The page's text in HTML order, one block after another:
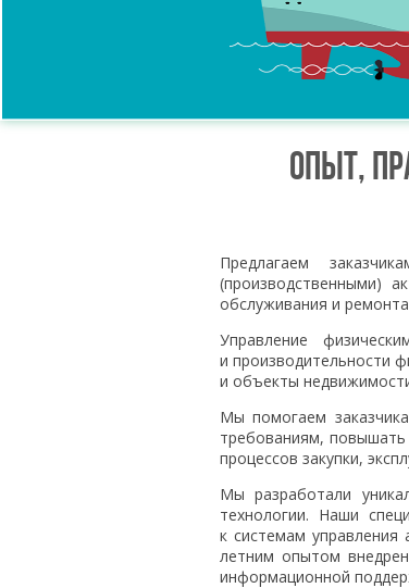
Опыт,
Предлагаем
(производственными)
обслуживания и
Управление
и производительности
и объекты
Мы помогаем
требованиям,
процессов закупки,
Мы разработали
технологии. Наши
к системам
летним опытом
информационной